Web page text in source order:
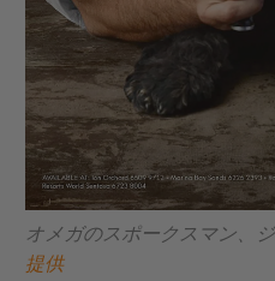
オメガのスポークスマン、
提供